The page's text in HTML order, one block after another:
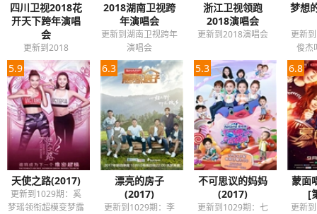
四川卫视2018花
开天下跨年演唱
会
更新到2018
2018湖南卫视跨
年演唱会
更新到湖南卫视跨年
演唱会
浙江卫视领跑
2018演唱会
更新到2018演唱会
梦想
更新
俊杰
5.9
天使之路(2017)
更新到1029期：奚
梦瑶领衔超模变梦露
6.3
漂亮的房子
(2017)
更新到1029期：李
5.3
不可思议的妈妈
(2017)
更新到1029期：七
6.8
蒙面
[
更新